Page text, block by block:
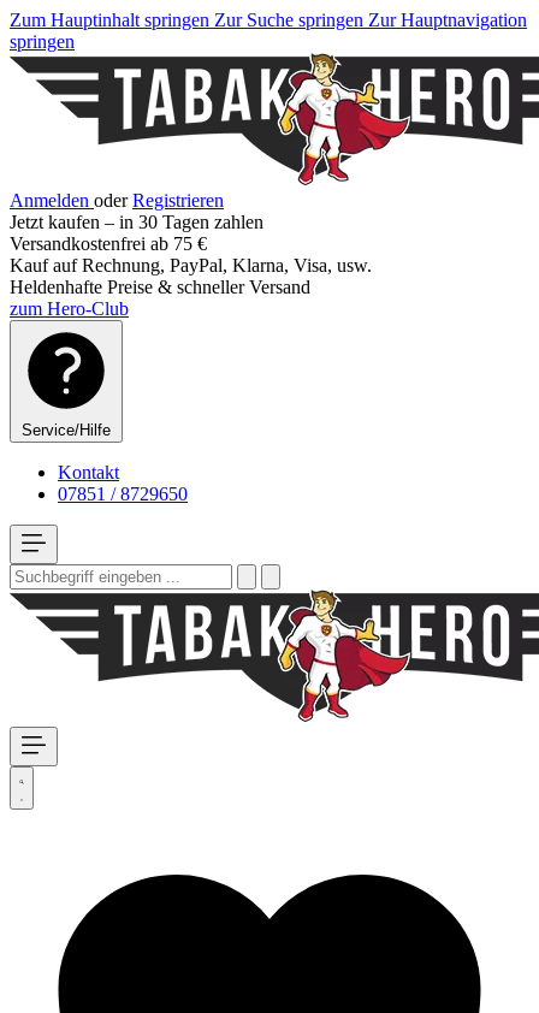
Zum Hauptinhalt springen Zur Suche springen Zur Hauptnavigation
springen
Anmelden oder Registrieren
Jetzt kaufen – in 30 Tagen zahlen
Versandkostenfrei ab 75 €
Kauf auf Rechnung, PayPal, Klarna, Visa, usw.
Heldenhafte Preise & schneller Versand
zum Hero-Club
Service/Hilfe
Kontakt
07851 / 8729650